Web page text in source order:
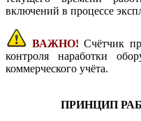
включений в процессе
ВАЖНО!Счётчик
контроля наработки
коммерческого учёта.
ПРИНЦИП